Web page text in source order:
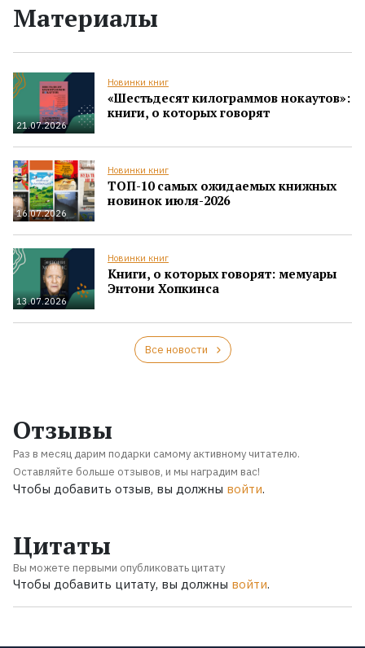
Материалы
21.07.2026
Новинки книг
«Шестьдесят килограммов нокаутов»:
книги, о которых говорят
16.07.2026
Новинки книг
ТОП-10 самых ожидаемых книжных
новинок июля-2026
13.07.2026
Новинки книг
Книги, о которых говорят: мемуары
Энтони Хопкинса
Все новости
Отзывы
Раз в месяц дарим подарки самому активному читателю.
Оставляйте больше отзывов, и мы наградим вас!
Чтобы добавить отзыв, вы должны войти.
Цитаты
Вы можете первыми опубликовать цитату
Чтобы добавить цитату, вы должны войти.